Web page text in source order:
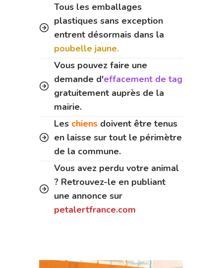
Tous les emballages
plastiques sans exception
entrent désormais dans la
poubelle jaune.
Vous pouvez faire une
demande d'effacement de tag
gratuitement auprès de la
mairie.
Les chiens doivent être tenus
en laisse sur tout le périmètre
de la commune.
Vous avez perdu votre animal
? Retrouvez-le en publiant
une annonce sur
petalertfrance.com